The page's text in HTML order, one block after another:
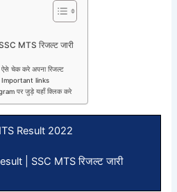
MTS रिजल्ट जारी
चेक करे अपना रिजल्ट
Important links
पर जुड़े यहाँ क्लिक करे
Result 2022
| SSC MTS रिजल्ट जारी